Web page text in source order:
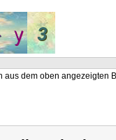
aus dem oben angezeigten